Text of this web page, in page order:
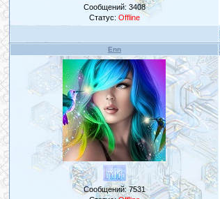
Сообщений: 3408
Статус: Offline
Enn
Сообщений:7531